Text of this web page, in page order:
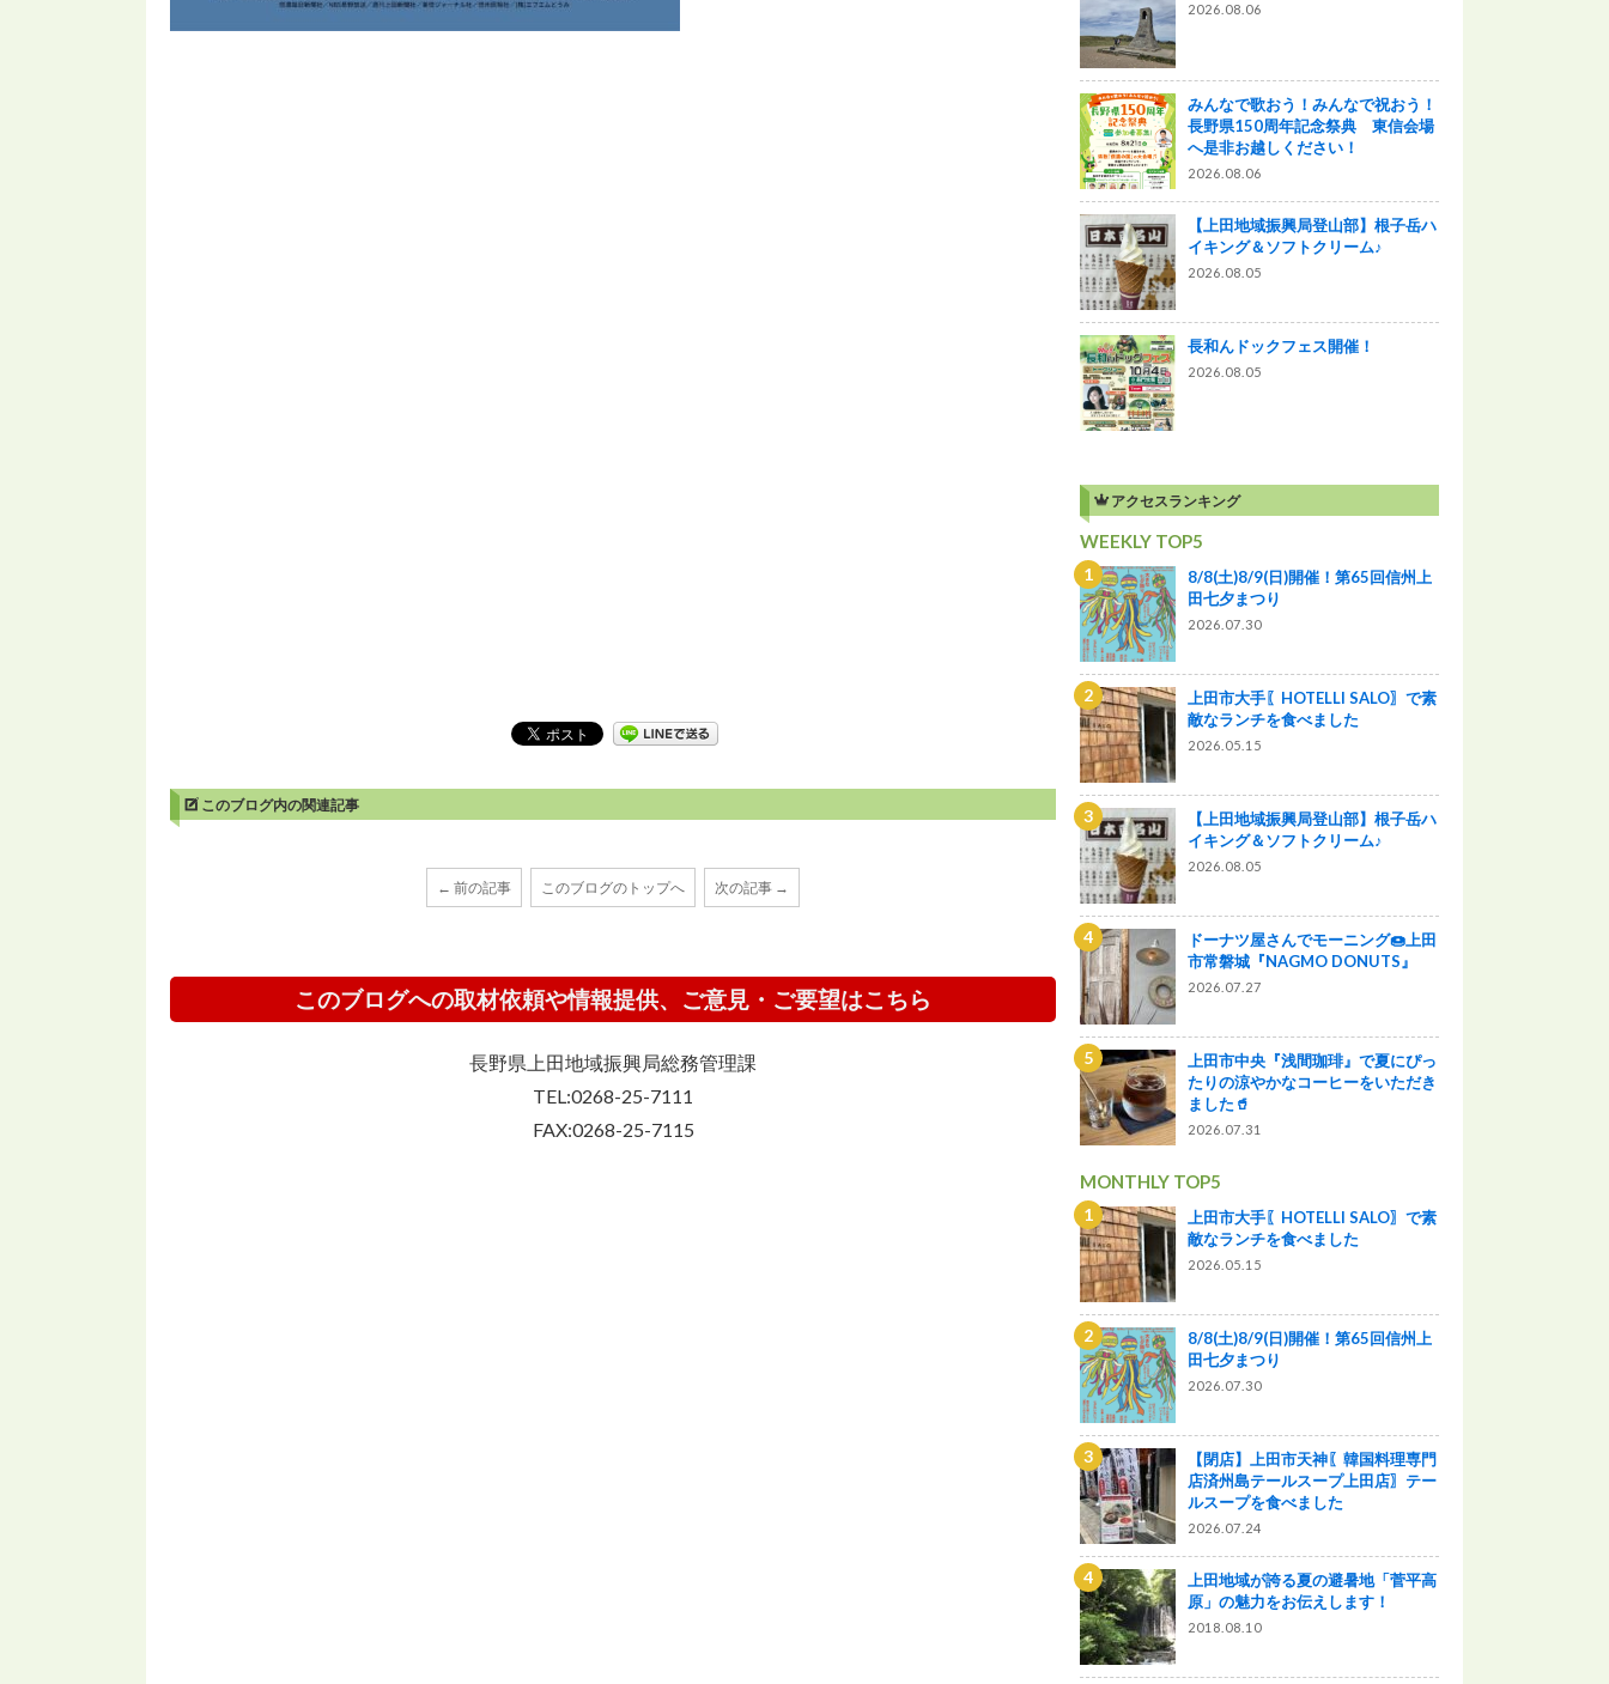
このブログ内の関連記事
← 前の記事 このブログのトップへ 次の記事 →
このブログへの取材依頼や情報提供、ご意見・ご要望はこちら
長野県上田地域振興局総務管理課
TEL:0268-25-7111
FAX:0268-25-7115
2026.08.06
みんなで歌おう！みんなで祝おう！
長野県150周年記念祭典 東信会場
へ是非お越しください！
2026.08.06
【上田地域振興局登山部】根子岳ハ
イキング＆ソフトクリーム♪
2026.08.05
長和んドックフェス開催！
2026.08.05
アクセスランキング
WEEKLY TOP5
8/8(土)8/9(日)開催！第65回信州上
田七夕まつり
2026.07.30
上田市大手〖HOTELLI SALO〗で素
敵なランチを食べました
2026.05.15
【上田地域振興局登山部】根子岳ハ
イキング＆ソフトクリーム♪
2026.08.05
ドーナツ屋さんでモーニング🍩上田
市常磐城『NAGMO DONUTS』
2026.07.27
上田市中央『浅間珈琲』で夏にぴっ
たりの涼やかなコーヒーをいただき
ました🥤
2026.07.31
MONTHLY TOP5
上田市大手〖HOTELLI SALO〗で素
敵なランチを食べました
2026.05.15
8/8(土)8/9(日)開催！第65回信州上
田七夕まつり
2026.07.30
【閉店】上田市天神〖韓国料理専門
店済州島テールスープ上田店〗テー
ルスープを食べました
2026.07.24
上田地域が誇る夏の避暑地「菅平高
原」の魅力をお伝えします！
2018.08.10